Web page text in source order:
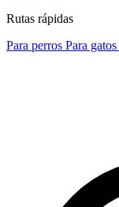
Rutas rápidas
Para perros Para gatos